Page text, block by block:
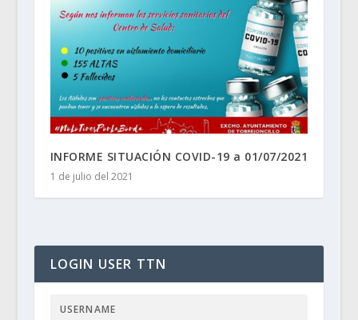
INFORME SITUACIÓN COVID-19 a 01/07/2021
1 de julio del 2021
LOGIN USER TTN